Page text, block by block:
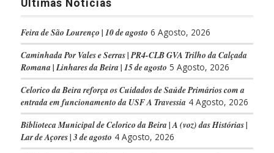
Últimas Notícias
Feira de São Lourenço | 10 de agosto 6 Agosto, 2026
Caminhada Por Vales e Serras | PR4-CLB GVA Trilho da Calçada
Romana | Linhares da Beira | 15 de agosto 5 Agosto, 2026
Celorico da Beira reforça os Cuidados de Saúde Primários com a
entrada em funcionamento da USF A Travessia 4 Agosto, 2026
Biblioteca Municipal de Celorico da Beira | A (voz) das Histórias |
Lar de Açores | 3 de agosto 4 Agosto, 2026